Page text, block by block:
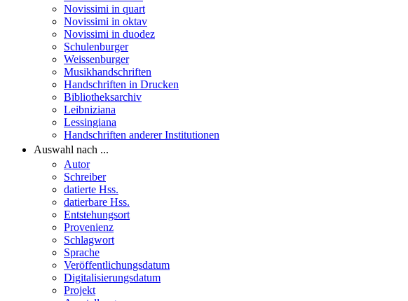
Novissimi in quart
Novissimi in oktav
Novissimi in duodez
Schulenburger
Weissenburger
Musikhandschriften
Handschriften in Drucken
Bibliotheksarchiv
Leibniziana
Lessingiana
Handschriften anderer Institutionen
Auswahl nach ...
Autor
Schreiber
datierte Hss.
datierbare Hss.
Entstehungsort
Provenienz
Schlagwort
Sprache
Veröffentlichungsdatum
Digitalisierungsdatum
Projekt